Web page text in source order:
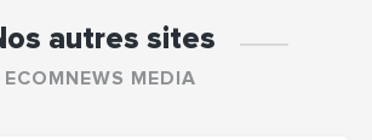
autres sites
ECOMNEWS MEDIA